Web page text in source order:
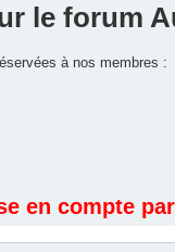
le forum
à nos membres :
en compte